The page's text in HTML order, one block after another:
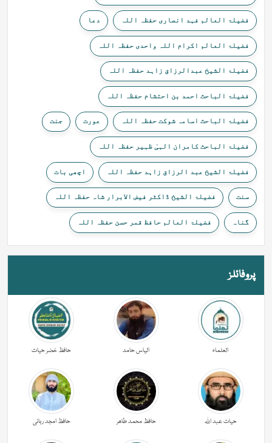
فضیلۃ العالم فہد انصاری حفظہ اللہ دعا
فضیلۃ العالم اکرام اللہ واحدی حفظہ اللہ
فضیلۃ الشیخ عبدالرزاق زاہد حفظہ اللہ
فضیلۃ الباحث احمد بن احتشام حفظہ اللہ
فضیلۃ الباحث اسامہ شوکت حفظہ اللہ عورت جنت
فضیلۃ الباحث کامران الہیٰ ظہیر حفظہ اللہ
فضیلۃ الشیخ عبد الرزاق زاہد حفظہ اللہ اچھی بات
سنت فضیلۃ الشیخ ڈاکٹر فیض الابرار شاہ حفظہ اللہ
گناہ فضیلۃ العالم حافظ قمر حسن حفظہ اللہ
پروفائلز
العلماء الیاس حامد حافظ خضر حیات
حیات عبد اللہ حافظ محمد طاھر حافظ امجد ربانی